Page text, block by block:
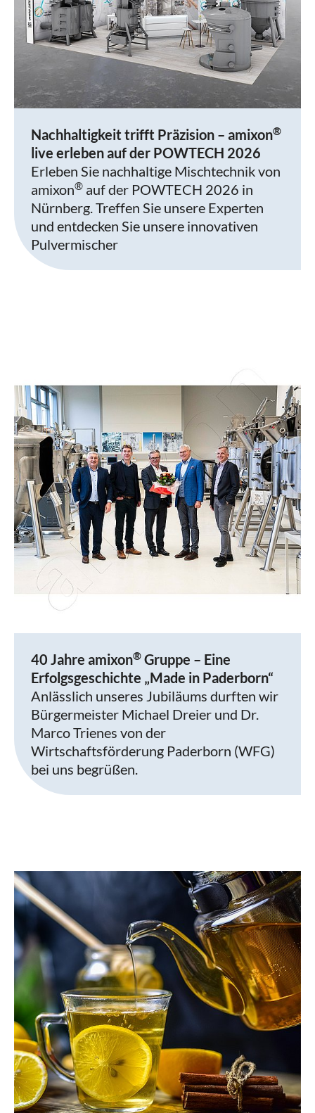
Nachhaltigkeit trifft Präzision – amixon®
live erleben auf der POWTECH 2026
Erleben Sie nachhaltige Mischtechnik von
amixon® auf der POWTECH 2026 in
Nürnberg. Treffen Sie unsere Experten
und entdecken Sie unsere innovativen
Pulvermischer
40 Jahre amixon® Gruppe – Eine
Erfolgsgeschichte „Made in Paderborn“
Anlässlich unseres Jubiläums durften wir
Bürgermeister Michael Dreier und Dr.
Marco Trienes von der
Wirtschaftsförderung Paderborn (WFG)
bei uns begrüßen.